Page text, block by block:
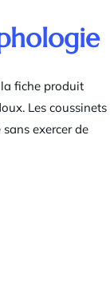
fiche produit
Les coussinets
exercer de